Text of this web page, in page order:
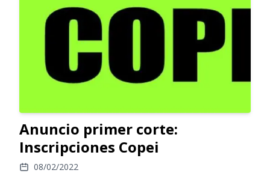
Anuncio primer corte:
Inscripciones Copei
08/02/2022